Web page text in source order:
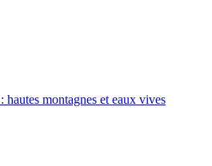
montagnes et eaux vives